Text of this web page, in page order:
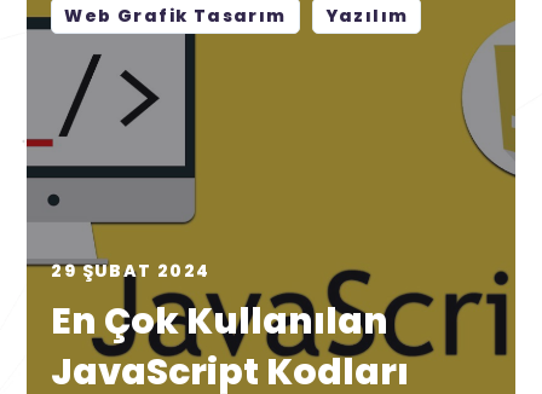
Web Grafik Tasarım Yazılım
29 ŞUBAT 2024
En Çok Kullanılan
JavaScript Kodları